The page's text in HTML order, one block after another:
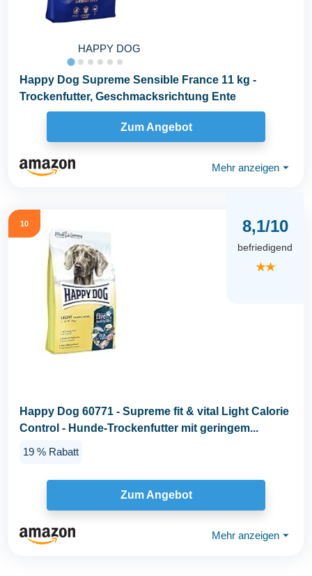
HAPPY DOG
Happy Dog Supreme Sensible France 11 kg -
Trockenfutter, Geschmacksrichtung Ente
Zum Angebot
Mehr anzeigen ⏷
10 8,1/10
befriedigend
★★
Happy Dog 60771 - Supreme fit & vital Light Calorie
Control - Hunde-Trockenfutter mit geringem...
19 % Rabatt
Zum Angebot
Mehr anzeigen ⏷